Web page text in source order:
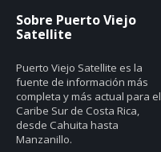
Sobre Puerto Viejo
Satellite
Puerto Viejo Satellite es la
fuente de información más
completa y más actual para el
Caribe Sur de Costa Rica,
desde Cahuita hasta
Manzanillo.